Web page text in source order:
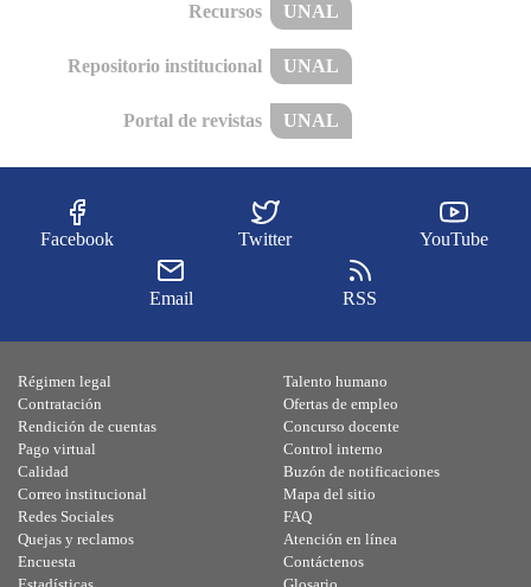
Recursos UNAL
Repositorio institucional UNAL
Portal de revistas UNAL
Facebook Twitter YouTube
Email RSS
Régimen legal
Contratación
Rendición de cuentas
Pago virtual
Calidad
Talento humano
Ofertas de empleo
Concurso docente
Control interno
Buzón de notificaciones
Correo institucional
Redes Sociales
Quejas y reclamos
Encuesta
Mapa del sitio
FAQ
Atención en línea
Contáctenos